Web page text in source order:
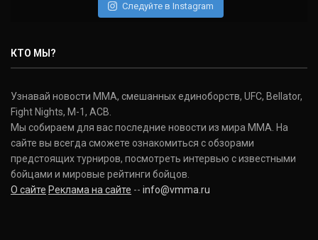
Donald Cerrone
(36-15-0, 1)
Исраэль Адесанья
Israel Adesanya
(19-0-0, 0)
Следуйте в Instagram
КТО МЫ?
Узнавай новости ММА, смешанных единоборств, UFC, Bellator,
Fight Nights, M-1, ACB.
Мы собираем для вас последние новости из мира ММА. На
сайте вы всегда сможете ознакомиться с обзорами
предстоящих турниров, посмотреть интервью с известными
бойцами и мировые рейтинги бойцов.
О сайте Реклама на сайте -- info@vmma.ru